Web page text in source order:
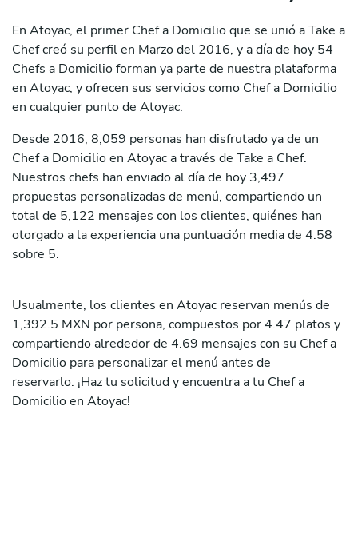
En Atoyac, el primer Chef a Domicilio que se unió a Take a
Chef creó su perfil en Marzo del 2016, y a día de hoy 54
Chefs a Domicilio forman ya parte de nuestra plataforma
en Atoyac, y ofrecen sus servicios como Chef a Domicilio
en cualquier punto de Atoyac.
Desde 2016, 8,059 personas han disfrutado ya de un
Chef a Domicilio en Atoyac a través de Take a Chef.
Nuestros chefs han enviado al día de hoy 3,497
propuestas personalizadas de menú, compartiendo un
total de 5,122 mensajes con los clientes, quiénes han
otorgado a la experiencia una puntuación media de 4.58
sobre 5.
Usualmente, los clientes en Atoyac reservan menús de
1,392.5 MXN por persona, compuestos por 4.47 platos y
compartiendo alrededor de 4.69 mensajes con su Chef a
Domicilio para personalizar el menú antes de
reservarlo. ¡Haz tu solicitud y encuentra a tu Chef a
Domicilio en Atoyac!